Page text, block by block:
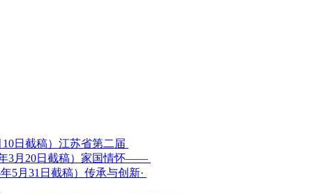
江苏省第二届
家国情怀——
传承与创新·